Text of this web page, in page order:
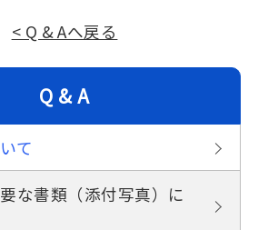
< Q & Aへ戻る
Q & A
て
な書類（添付写真）に